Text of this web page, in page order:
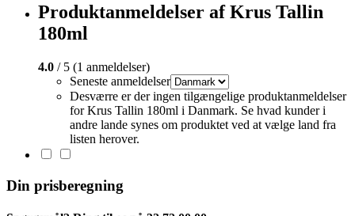
Produktanmeldelser af Krus Tallin
180ml
4.0 / 5 (1 anmeldelser)
Seneste anmeldelser
Desværre er der ingen tilgængelige produktanmeldelser
for Krus Tallin 180ml i Danmark. Se hvad kunder i
andre lande synes om produktet ved at vælge land fra
listen herover.
Din prisberegning